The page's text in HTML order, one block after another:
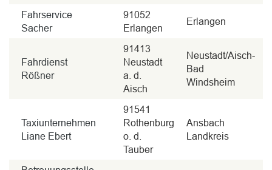
Fahrservice
Sacher
91052
Erlangen
Erlangen
Fahrdienst
Rößner
91413
Neustadt
a. d.
Aisch
Neustadt/Aisch-
Bad
Windsheim
Taxiunternehmen
Liane Ebert
91541
Rothenburg
o. d.
Tauber
Ansbach
Landkreis